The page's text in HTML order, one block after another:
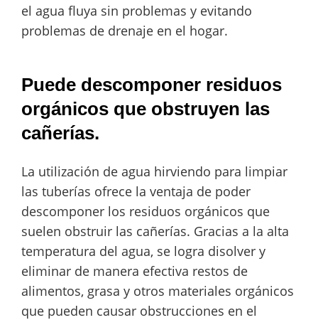
el agua fluya sin problemas y evitando
problemas de drenaje en el hogar.
Puede descomponer residuos
orgánicos que obstruyen las
cañerías.
La utilización de agua hirviendo para limpiar
las tuberías ofrece la ventaja de poder
descomponer los residuos orgánicos que
suelen obstruir las cañerías. Gracias a la alta
temperatura del agua, se logra disolver y
eliminar de manera efectiva restos de
alimentos, grasa y otros materiales orgánicos
que pueden causar obstrucciones en el